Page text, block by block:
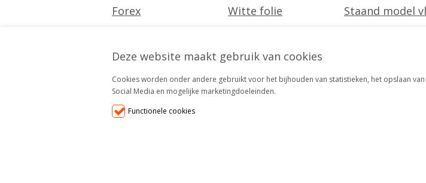
Forex
Alu-bond
Plexiglas
Witte folie
Speciale folie
Staand model
BeachSquare
Deze website maakt gebruik van cookies
Cookies worden onder andere gebruikt voor het bijhouden van statistieken, het opslaan
Social Media en mogelijke marketingdoeleinden.
Functionele cookies